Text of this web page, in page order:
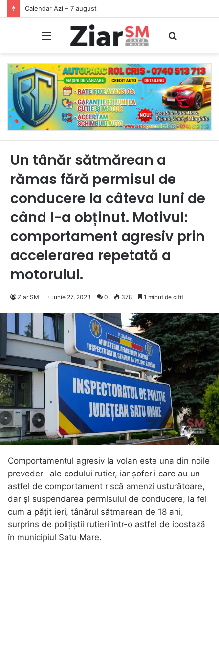
Începeți ziua cu o pastilă…de zâmbet!
Meniu
Un tânăr sătmărean a
rămas fără permisul de
conducere la câteva luni de
când l-a obținut. Motivul:
comportament agresiv prin
accelerarea repetată a
motorului.
Ziar SM iunie 27, 2023 0 378 1 minut de citit
Comportamentul agresiv la volan este una din noile
prevederi ale codului rutier, iar șoferii care au un
astfel de comportament riscă amenzi usturătoare,
dar și suspendarea permisului de conducere, la fel
cum a pățit ieri, tânărul sătmarean de 18 ani,
surprins de polițiștii rutieri într-o astfel de ipostază
în municipiul Satu Mare.